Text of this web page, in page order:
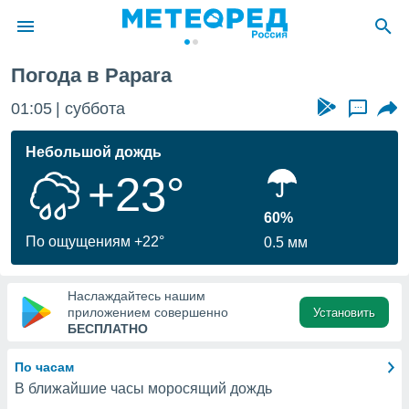
о
Вы можете
к этому
доступ
Погода в Papara
01:05 суббота ...
Небольшой дождь
+23°
По ощущениям +22°
60%
0.5 мм
Наслаждайтесь нашим
приложением совершенно
БЕСПЛАТНО
Установить
По часам
В ближайшие часы моросящий дождь